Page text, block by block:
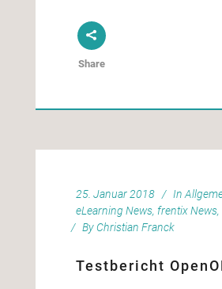
Share
25. Januar 2018 In
eLearning News, frentix News,
By Christian Franck
Testbericht